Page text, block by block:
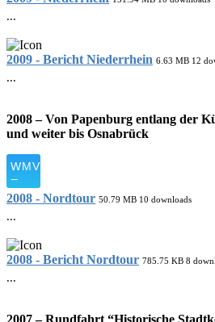
...
2009 - Bericht Niederrhein 6.63 MB 12
...
2008 – Von Papenburg entlang der
und weiter bis Osnabrück
2008 - Nordtour 50.79 MB 10 downloads
...
2008 - Bericht Nordtour 785.75 KB 8
...
2007 – Rundfahrt “Historische